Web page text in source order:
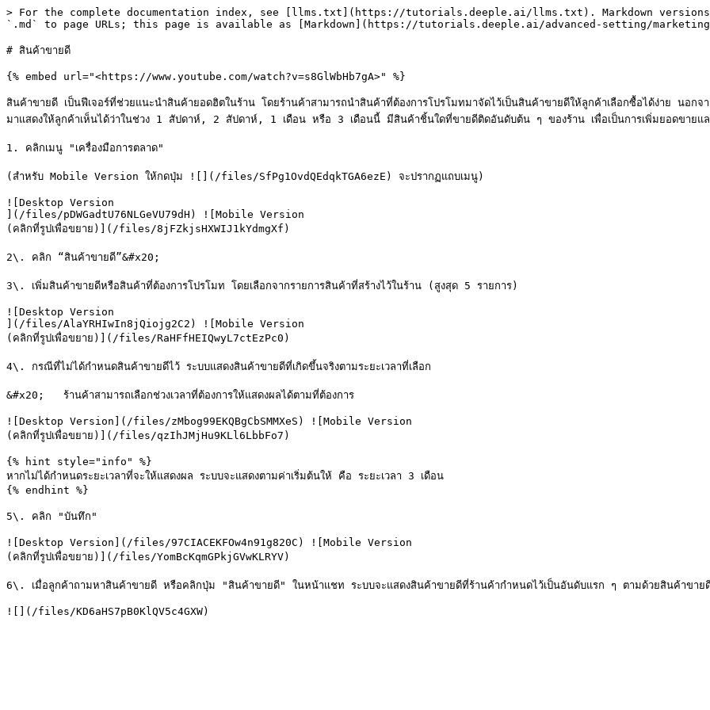
> For the complete documentation index, see [llms.txt](https://tutorials.deeple.ai/llms.txt). Markdown versions
`.md` to page URLs; this page is available as [Markdown](https://tutorials.deeple.ai/advanced-setting/
# สินค้าขายดี
{% embed url="<https://www.youtube.com/watch?v=s8GlWbHb7gA>" %}
สินค้าขายดี เป็นฟีเจอร์ที่ช่วยแนะนำสินค้ายอดฮิตในร้าน โดยร้านค้าสามารถนำสินค้าที่ต้องการโปรโมทมาจัดไว้เป็นสินค้าขายดีให้ลูกค้าเลือกซื้อได้ง่าย นอก
มาแสดงให้ลูกค้าเห็นได้ว่าในช่วง 1 สัปดาห์, 2 สัปดาห์, 1 เดือน หรือ 3 เดือนนี้ มีสินค้าชิ้นใดที่ขายดีติดอันดับต้น ๆ ของร้าน เพื่อเป็นการเพิ่มยอดขายแล
1. คลิกเมนู "เครื่องมือการตลาด"
(สำหรับ Mobile Version ให้กดปุ่ม ![](/files/SfPg1OvdQEdqkTGA6ezE) จะปรากฏแถบเมนู)
![Desktop Version
](/files/pDWGadtU76NLGeVU79dH) ![Mobile Version
(คลิกที่รูปเพื่อขยาย)](/files/8jFZkjsHXWIJ1kYdmgXf)
2\. คลิก “สินค้าขายดี”&#x20;
3\. เพิ่มสินค้าขายดีหรือสินค้าที่ต้องการโปรโมท โดยเลือกจากรายการสินค้าที่สร้างไว้ในร้าน (สูงสุด 5 รายการ)
![Desktop Version
](/files/AlaYRHIwIn8jQiojg2C2) ![Mobile Version
(คลิกที่รูปเพื่อขยาย)](/files/RaHFfHEIQwyL7ctEzPc0)
4\. กรณีที่ไม่ได้กำหนดสินค้าขายดีไว้ ระบบแสดงสินค้าขายดีที่เกิดขึ้นจริงตามระยะเวลาที่เลือก
&#x20;   ร้านค้าสามารถเลือกช่วงเวลาที่ต้องการให้แสดงผลได้ตามที่ต้องการ
![Desktop Version](/files/zMbog99EKQBgCbSMMXeS) ![Mobile Version
(คลิกที่รูปเพื่อขยาย)](/files/qzIhJMjHu9KLl6LbbFo7)
{% hint style="info" %}
หากไม่ได้กำหนดระยะเวลาที่จะให้แสดงผล ระบบจะแสดงตามค่าเริ่มต้นให้ คือ ระยะเวลา 3 เดือน
{% endhint %}
5\. คลิก "บันทึก"
![Desktop Version](/files/97CIACEKFOw4n91g820C) ![Mobile Version
(คลิกที่รูปเพื่อขยาย)](/files/YomBcKqmGPkjGVwKLRYV)
6\. เมื่อลูกค้าถามหาสินค้าขายดี หรือคลิกปุ่ม "สินค้าขายดี" ในหน้าแชท ระบบจะแสดงสินค้าขายดีที่ร้านค้ากำหนดไว้เป็นอันดับแรก ๆ ตามด้วยสินค้าขายดี